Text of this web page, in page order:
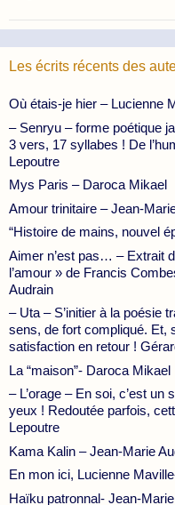
Les écrits récents des
Où étais-je hier – Lucienne
– Senryu – forme poétique
3 vers, 17 syllabes ! De
Lepoutre
Mys Paris – Daroca Mikael
Amour trinitaire – Jean-
“Histoire de mains, nouvel
Aimer n’est pas… – Extrait
l’amour » de Francis
Audrain
– Uta – S’initier à la poésie
sens, de fort compliqué. Et,
satisfaction en retour !
La “maison”- Daroca Mikael
– L’orage – En soi, c’est
yeux ! Redoutée parfois,
Lepoutre
Kama Kalin – Jean-Marie
En mon ici, Lucienne
Haïku patronnal- Jean-